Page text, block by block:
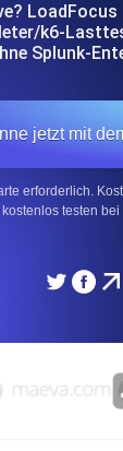
k6-
Splunk-
jetzt mit
erforderlich.
kostenlos testen